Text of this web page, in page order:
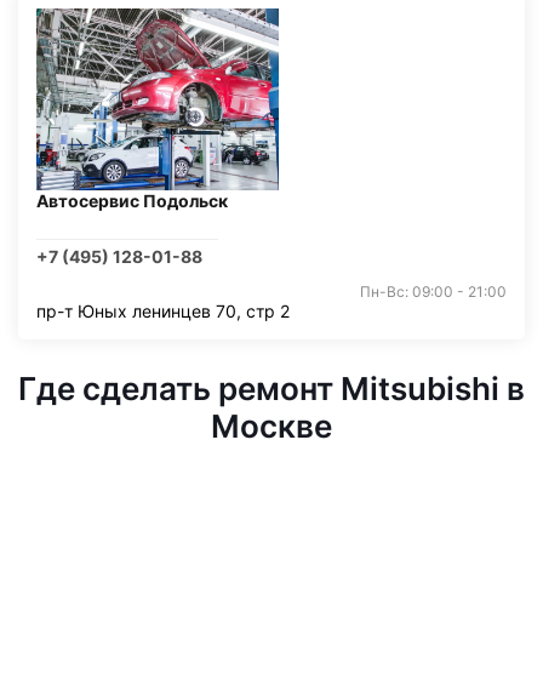
Автосервис Подольск
+7 (495) 128-01-88
Пн-Вс: 09:00 - 21:00
пр-т Юных ленинцев 70, стр 2
Где сделать ремонт Mitsubishi в
Москве